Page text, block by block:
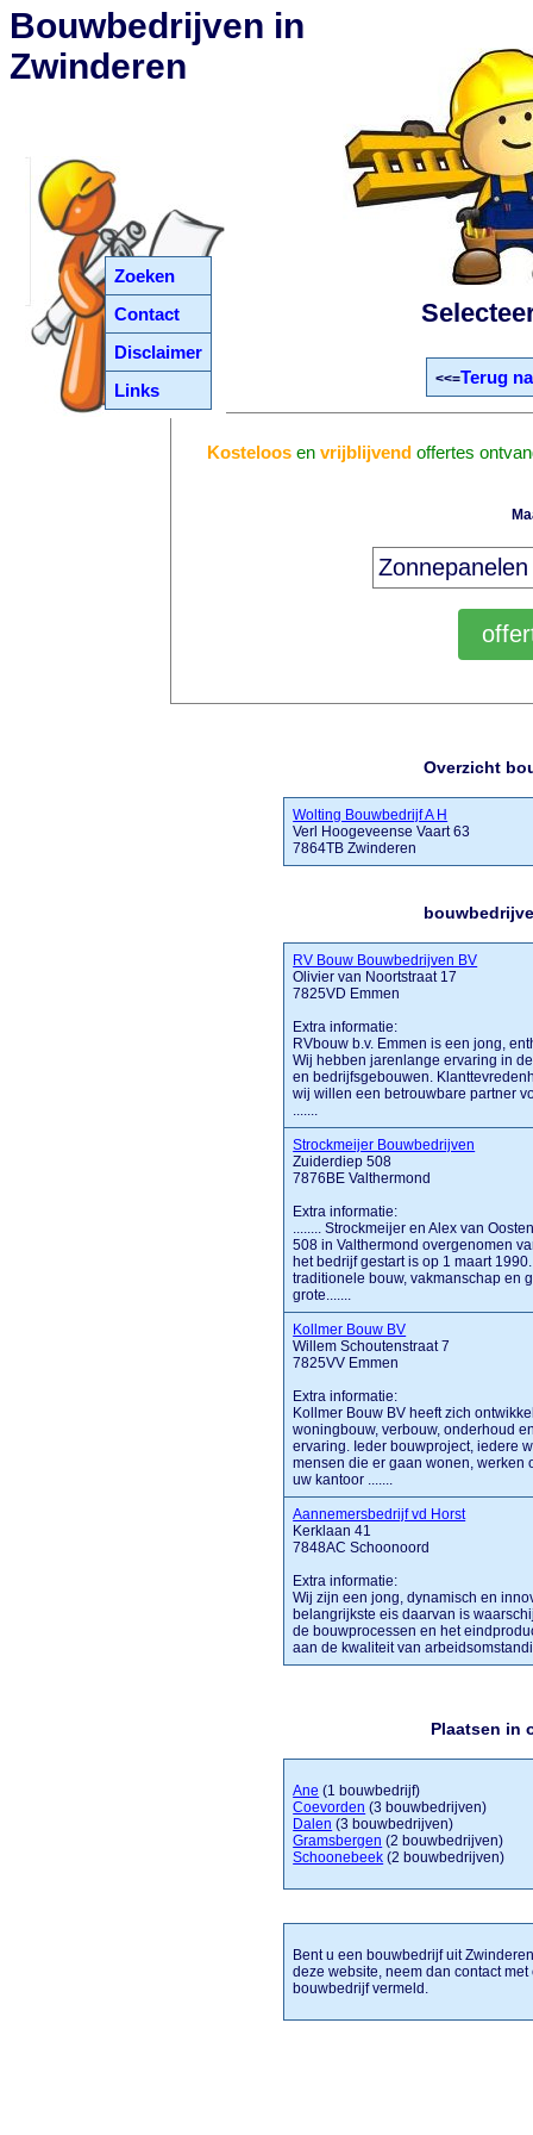
Zoeken
Contact
Disclaimer
Links
Bouwbedrijven in
Zwinderen
<<=Terug
Kosteloos envrijblijvend offertes
Overzicht
Wolting Bouwbedrijf A H
Verl Hoogeveense Vaart 63
7864TB Zwinderen
RV Bouw Bouwbedrijven BV
Olivier van Noortstraat 17
7825VD Emmen
Extra informatie:
RVbouw b.v. Emmen is een jong,
Wij hebben jarenlange ervaring in
en bedrijfsgebouwen.
wij willen een betrouwbare partner
.......
Strockmeijer Bouwbedrijven
Zuiderdiep 508
7876BE Valthermond
Extra informatie:
........ Strockmeijer en Alex van
508 in Valthermond overgenomen
het bedrijf gestart is op 1 maart
traditionele bouw, vakmanschap en
grote.......
Kollmer Bouw BV
Willem Schoutenstraat 7
7825VV Emmen
Extra informatie:
Kollmer Bouw BV heeft zich
woningbouw, verbouw, onderhoud
ervaring. Ieder bouwproject, iedere
mensen die er gaan wonen, werken
uw kantoor .......
Aannemersbedrijf vd Horst
Kerklaan 41
7848AC Schoonoord
Extra informatie:
Wij zijn een jong, dynamisch en
belangrijkste eis daarvan is
de bouwprocessen en het
aan de kwaliteit van
Plaatsen in
Ane (1 bouwbedrijf)
Coevorden (3 bouwbedrijven)
Dalen (3 bouwbedrijven)
Gramsbergen (2 bouwbedrijven)
Schoonebeek (2 bouwbedrijven)
Bent u een bouwbedrijf uit
deze website, neem dan contact
bouwbedrijf vermeld.